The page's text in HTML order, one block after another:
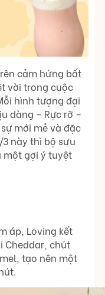
trên cảm hứng bất
vời trong cuộc
hình tượng đại
dàng – Rực rỡ –
mới mẻ và đặc
này thì bộ sưu
một gợi ý tuyệt
áp, Loving kết
Cheddar, chút
tạo nên một